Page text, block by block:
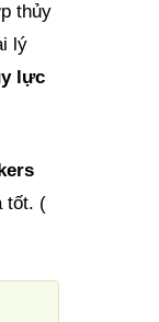
thủy
lý
lực
tốt. (